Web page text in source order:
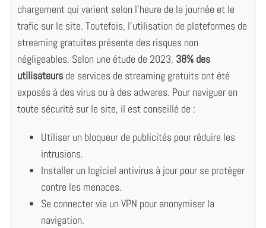
chargement qui varient selon l’heure de la journée et le
trafic sur le site. Toutefois, l’utilisation de plateformes de
streaming gratuites présente des risques non
négligeables. Selon une étude de 2023, 38% des
utilisateursde services de streaming gratuits ont été
exposés à des virus ou à des adwares. Pour naviguer en
toute sécurité sur le site, il est conseillé de :
Utiliser un bloqueur de publicités pour réduire les
intrusions.
Installer un logiciel antivirus à jour pour se protéger
contre les menaces.
Se connecter via un VPN pour anonymiser la
navigation.